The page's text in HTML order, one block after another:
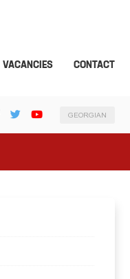
VACANCIES CONTACT
GEORGIAN